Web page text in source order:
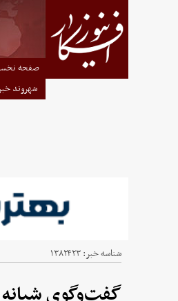
صفحه
شهروند
شناسه خبر:۱۳۸۲۴۲۳